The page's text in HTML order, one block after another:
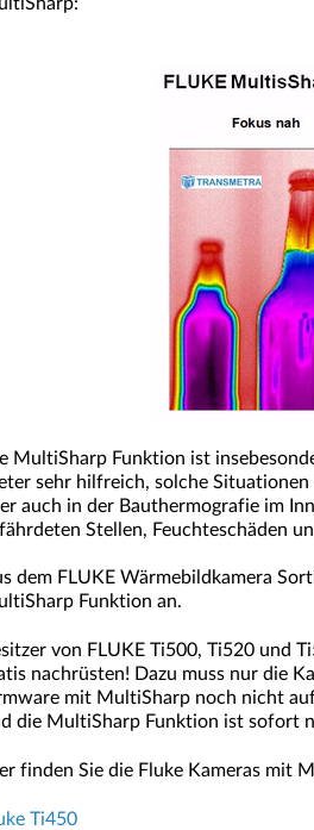
MultiSharp Funktion ist
sehr hilfreich, solche
auch in der Bauthermografie im
Stellen, Feuchteschäden
dem FLUKE Wärmebildkamera
Funktion an.
von FLUKE Ti500, Ti520 und
nachrüsten! Dazu muss nur die
mit MultiSharp noch nicht
die MultiSharp Funktion ist sofort
finden Sie die Fluke Kameras mit
Ti450